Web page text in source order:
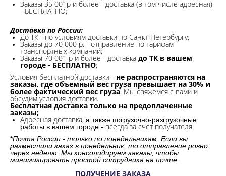
Заказы 35 001р и более - доставка (в том числе адресная)
- БЕСПЛАТНО;
Доставка по России:
До ТК - по условиям доставки по Санкт-Петербургу;
Заказы до 70 000 р. - отправление по тарифам
транспортных компаний;
Заказы 70 001 р и более - доставка до ТК в вашем
городе - БЕСПЛАТНО;
Условия бесплатной доставки - не распространяются на
заказы, где объемный вес груза превышает на 30% и
более фактический вес груза. Мы свяжемся с вами и
обсудим условия доставки.
Бесплатная доставка только на предоплаченные
заказы;
Адресная доставка, а также погрузочно-разгрузочные
работы в вашем городе - всегда за счет получателя.
*Почта России - только по понедельникам. Если вы
разместили заказ в понедельник, то отправление ровно
через неделю. Мы консолидируем заказы, чтобы
минимизировать простой сотрудника на почте.
ПОЛУЧЕНИЕ ЗАКАЗА